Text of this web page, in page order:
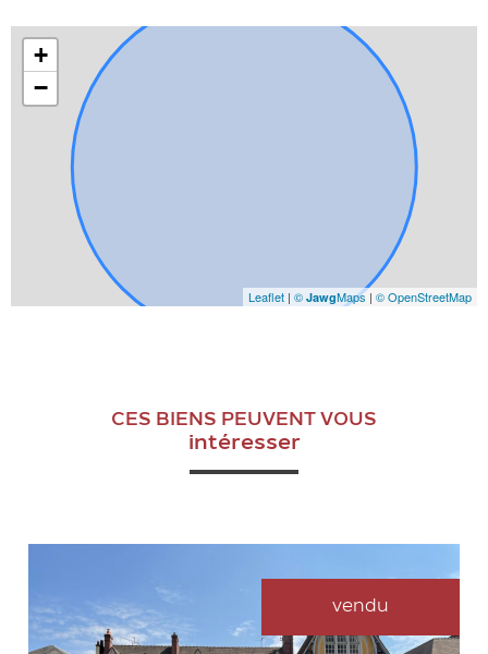
+
−
Leaflet | © JawgMaps| © OpenStreetMap
CES BIENS PEUVENT VOUS
intéresser
vendu